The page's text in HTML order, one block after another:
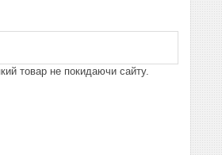
товар не покидаючи сайту.